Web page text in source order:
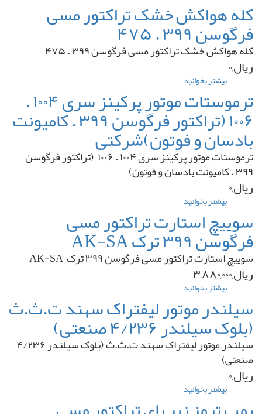
موتور
POWERSEAL
ترکیه
برای
انواع
پرکینز
کله هواکش خشک تراکتور مسی
فرگوسن ۳۹۹ . ۴۷۵
کله هواکش خشک تراکتور مسی فرگوسن ۳۹۹ . ۴۷۵
ریال,۰
بیشتر بخوانید
هواکش
خشک
تراکتور
مسی
فرگوسن
۳۹۹
.
۴۷۵
ترموستات موتور پرکینز سری ۱۰۰۴ .
۱۰۰۶ (تراکتور فرگوسن ۳۹۹ . کامیونت
بادسان و فوتون)شرکتیترموستات موتور پرکینز سری ۱۰۰۴ . ۱۰۰۶ (تراکتور فرگوسن
۳۹۹ . کامیونت بادسان و فوتون)
ریال,۰
بیشتر بخوانید
موتور
پرکینز
سری
۱۰۰۴
فرگوسن
۳۹۹
.
کامیونت
بادسان
سوییچ استارت تراکتور مسی
فرگوسن ۳۹۹ ترک AK-SA
سوییچ استارت تراکتور مسی فرگوسن ۳۹۹ ترک AK-SA
ریال,۳,۸۸۰,۰۰۰
بیشتر بخوانید
استارت
تراکتور
مسی
فرگوسن
۳۹۹
سیلندر موتور لیفتراک سهند ت.ث.ث
(بلوک سیلندر ۴/۲۳۶ صنعتی) سیلندر موتور لیفتراک سهند ت.ث.ث (بلوک سیلندر ۴/۲۳۶
صنعتی)
ریال,۰
بیشتر بخوانید